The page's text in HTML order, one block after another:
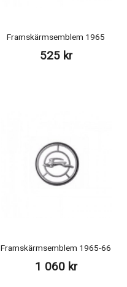
Framskärmsemblem 1965
525 kr
Framskärmsemblem 1965-66
1 060 kr